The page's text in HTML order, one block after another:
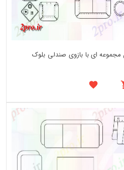
ای با بازوی صندلی بلوک